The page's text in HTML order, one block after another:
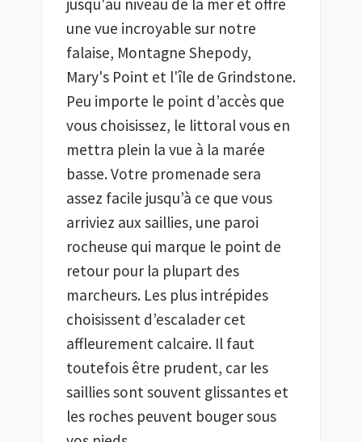
jusqu'au niveau de la mer et offre
une vue incroyable sur notre
falaise, Montagne Shepody,
Mary's Point et l'île de Grindstone.
Peu importe le point d’accès que
vous choisissez, le littoral vous en
mettra plein la vue à la marée
basse. Votre promenade sera
assez facile jusqu’à ce que vous
arriviez aux saillies, une paroi
rocheuse qui marque le point de
retour pour la plupart des
marcheurs. Les plus intrépides
choisissent d’escalader cet
affleurement calcaire. Il faut
toutefois être prudent, car les
saillies sont souvent glissantes et
les roches peuvent bouger sous